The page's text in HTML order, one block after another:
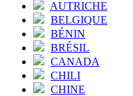
AUTRICHE
BELGIQUE
BÉNIN
BRÉSIL
CANADA
CHILI
CHINE